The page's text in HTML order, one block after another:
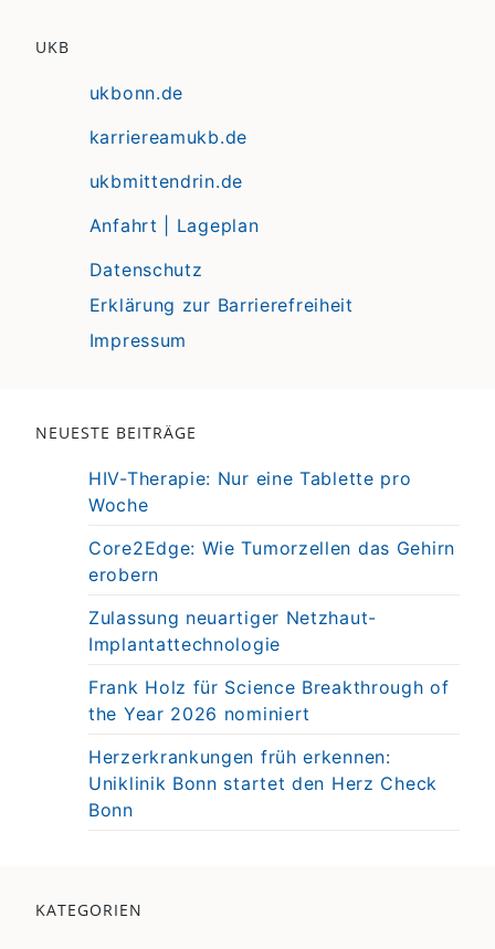
UKB
ukbonn.de
karriereamukb.de
ukbmittendrin.de
Anfahrt | Lageplan
Datenschutz
Erklärung zur Barrierefreiheit
Impressum
NEUESTE BEITRÄGE
HIV-Therapie: Nur eine Tablette pro
Woche
Core2Edge: Wie Tumorzellen das Gehirn
erobern
Zulassung neuartiger Netzhaut-
Implantattechnologie
Frank Holz für Science Breakthrough of
the Year 2026 nominiert
Herzerkrankungen früh erkennen:
Uniklinik Bonn startet den Herz Check
Bonn
KATEGORIEN